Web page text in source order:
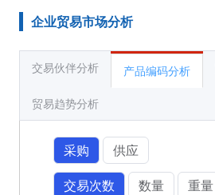
企业贸易市场分析
交易伙伴分析 产品编码分析
贸易趋势分析
采购
供应
交易次数
数量 重量